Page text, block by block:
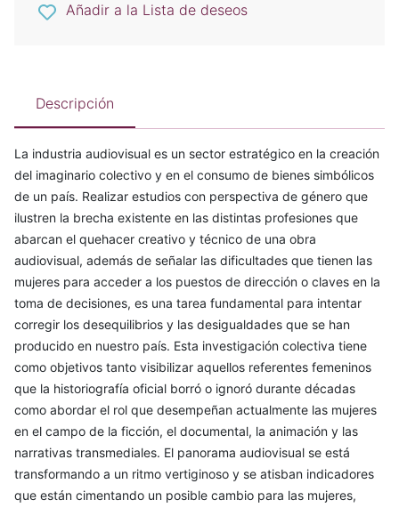
Añadir a la Lista de deseos
Descripción
La industria audiovisual es un sector estratégico en la creación
del imaginario colectivo y en el consumo de bienes simbólicos
de un país. Realizar estudios con perspectiva de género que
ilustren la brecha existente en las distintas profesiones que
abarcan el quehacer creativo y técnico de una obra
audiovisual, además de señalar las dificultades que tienen las
mujeres para acceder a los puestos de dirección o claves en la
toma de decisiones, es una tarea fundamental para intentar
corregir los desequilibrios y las desigualdades que se han
producido en nuestro país. Esta investigación colectiva tiene
como objetivos tanto visibilizar aquellos referentes femeninos
que la historiografía oficial borró o ignoró durante décadas
como abordar el rol que desempeñan actualmente las mujeres
en el campo de la ficción, el documental, la animación y las
narrativas transmediales. El panorama audiovisual se está
transformando a un ritmo vertiginoso y se atisban indicadores
que están cimentando un posible cambio para las mujeres,